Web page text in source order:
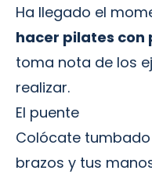
Ha llegado el
hacer pilates con
toma nota de los
realizar.
El puente
Colócate
brazos y tus